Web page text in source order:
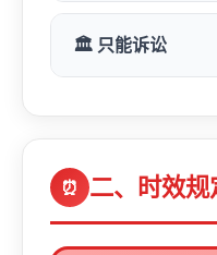
以下情形，当事
行政强制– 查
🏛️ 只能诉讼
行政法规、规
行政处分– 内
⏰ 二、时效规